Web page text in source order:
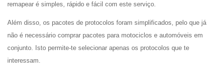
remapear é simples, rápido e fácil com este serviço.
Além disso, os pacotes de protocolos foram simplificados, pelo que já
não é necessário comprar pacotes para motociclos e automóveis em
conjunto. Isto permite-te selecionar apenas os protocolos que te
interessam.